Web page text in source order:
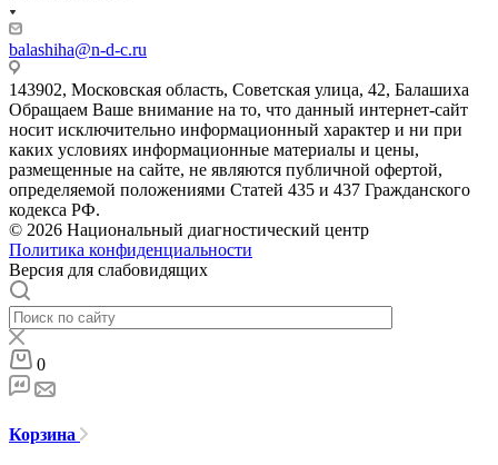
balashiha@n-d-c.ru
143902, Московская область, Советская улица, 42, Балашиха
Обращаем Ваше внимание на то, что данный интернет-сайт
носит исключительно информационный характер и ни при
каких условиях информационные материалы и цены,
размещенные на сайте, не являются публичной офертой,
определяемой положениями Статей 435 и 437 Гражданского
кодекса РФ.
© 2026 Национальный диагностический центр
Политика конфиденциальности
Версия для слабовидящих
0
Корзина